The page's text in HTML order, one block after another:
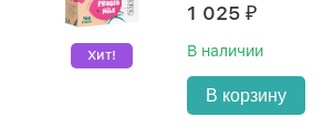
Хит!
1 025₽
В наличии
В корзину